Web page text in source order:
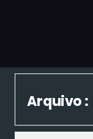
Arquivo :